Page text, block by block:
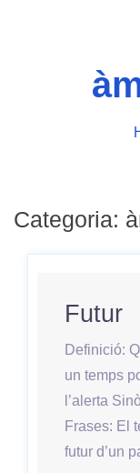
Categoria:
Futur
Definició:
un temps
l’alerta
Frases: El
futur d’un